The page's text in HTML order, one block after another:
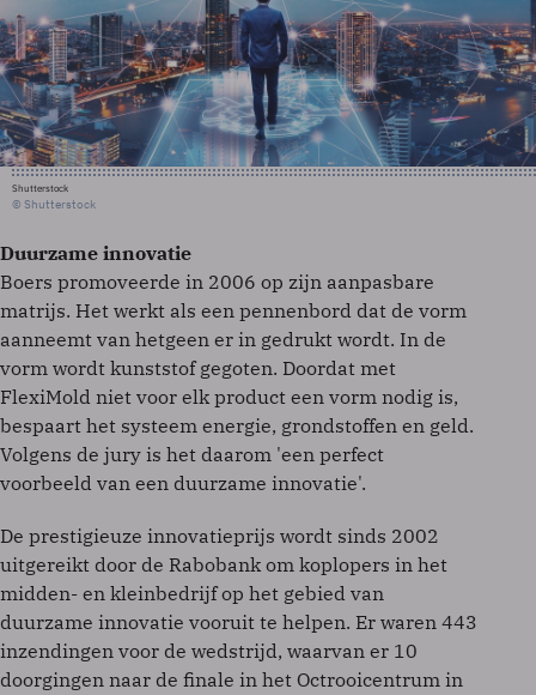
Shutterstock
© Shutterstock
Duurzame innovatie
Boers promoveerde in 2006 op zijn aanpasbare
matrijs. Het werkt als een pennenbord dat de vorm
aanneemt van hetgeen er in gedrukt wordt. In de
vorm wordt kunststof gegoten. Doordat met
FlexiMold niet voor elk product een vorm nodig is,
bespaart het systeem energie, grondstoffen en geld.
Volgens de jury is het daarom 'een perfect
voorbeeld van een duurzame innovatie'.
De prestigieuze innovatieprijs wordt sinds 2002
uitgereikt door de Rabobank om koplopers in het
midden- en kleinbedrijf op het gebied van
duurzame innovatie vooruit te helpen. Er waren 443
inzendingen voor de wedstrijd, waarvan er 10
doorgingen naar de finale in het Octrooicentrum in